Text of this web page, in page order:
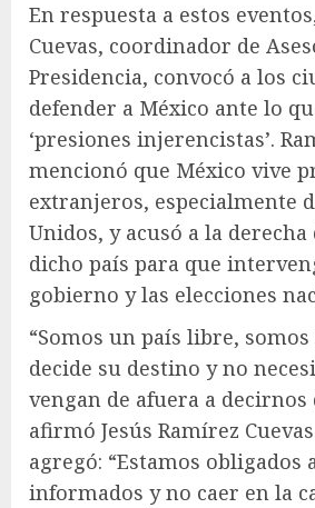
En respuesta a estos
Cuevas, coordinador de
Presidencia, convocó a los
defender a México ante lo
‘presiones injerencistas’.
mencionó que México vive
extranjeros, especialmente
Unidos, y acusó a la derecha
dicho país para que
gobierno y las elecciones
“Somos un país libre,
decide su destino y no
vengan de afuera a decirnos
afirmó Jesús Ramírez
agregó: “Estamos obligados
informados y no caer en la